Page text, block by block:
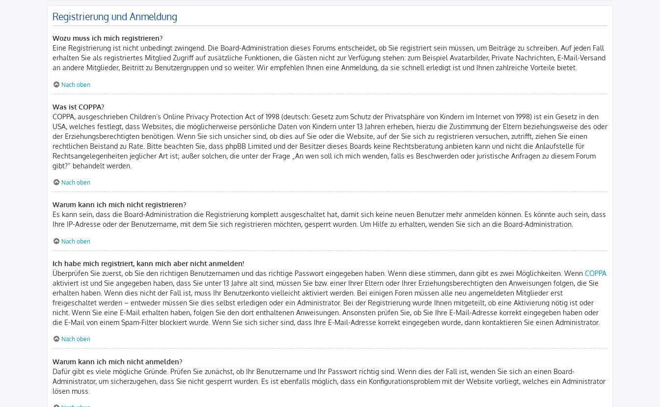
Registrierung und Anmeldung
Wozu muss ich mich registrieren?
Eine Registrierung ist nicht unbedingt zwingend. Die Board-Administration dieses Forums entscheidet, ob Sie registriert sein müssen, um Beiträge zu schreiben. Auf jeden Fall
erhalten Sie als registriertes Mitglied Zugriff auf zusätzliche Funktionen, die Gästen nicht zur Verfügung stehen: zum Beispiel Avatarbilder, Private Nachrichten, E-Mail-Versand
an andere Mitglieder, Beitritt zu Benutzergruppen und so weiter. Wir empfehlen Ihnen eine Anmeldung, da sie schnell erledigt ist und Ihnen zahlreiche Vorteile bietet.
Nach oben
Was ist COPPA?
COPPA, ausgeschrieben Children’s Online Privacy Protection Act of 1998 (deutsch: Gesetz zum Schutz der Privatsphäre von Kindern im Internet von 1998) ist ein Gesetz in den
USA, welches festlegt, dass Websites, die möglicherweise persönliche Daten von Kindern unter 13 Jahren erheben, hierzu die Zustimmung der Eltern beziehungsweise des oder
der Erziehungsberechtigten benötigen. Wenn Sie sich unsicher sind, ob dies auf Sie oder die Website, auf der Sie sich zu registrieren versuchen, zutrifft, ziehen Sie einen
rechtlichen Beistand zu Rate. Bitte beachten Sie, dass phpBB Limited und der Besitzer dieses Boards keine Rechtsberatung anbieten kann und nicht die Anlaufstelle für
Rechtsangelegenheiten jeglicher Art ist; außer solchen, die unter der Frage „An wen soll ich mich wenden, falls es Beschwerden oder juristische Anfragen zu diesem Forum
gibt?“ behandelt werden.
Nach oben
Warum kann ich mich nicht registrieren?
Es kann sein, dass die Board-Administration die Registrierung komplett ausgeschaltet hat, damit sich keine neuen Benutzer mehr anmelden können. Es könnte auch sein, dass
Ihre IP-Adresse oder der Benutzername, mit dem Sie sich registrieren möchten, gesperrt wurden. Um Hilfe zu erhalten, wenden Sie sich an die Board-Administration.
Nach oben
Ich habe mich registriert, kann mich aber nicht anmelden!
Überprüfen Sie zuerst, ob Sie den richtigen Benutzernamen und das richtige Passwort eingegeben haben. Wenn diese stimmen, dann gibt es zwei Möglichkeiten. Wenn COPPA
aktiviert ist und Sie angegeben haben, dass Sie unter 13 Jahre alt sind, müssen Sie bzw. einer Ihrer Eltern oder Ihrer Erziehungsberechtigten den Anweisungen folgen, die Sie
erhalten haben. Wenn dies nicht der Fall ist, muss Ihr Benutzerkonto vielleicht aktiviert werden. Bei einigen Foren müssen alle neu angemeldeten Mitglieder erst
freigeschaltet werden – entweder müssen Sie dies selbst erledigen oder ein Administrator. Bei der Registrierung wurde Ihnen mitgeteilt, ob eine Aktivierung nötig ist oder
nicht. Wenn Sie eine E-Mail erhalten haben, folgen Sie den dort enthaltenen Anweisungen. Ansonsten prüfen Sie, ob Sie Ihre E-Mail-Adresse korrekt eingegeben haben oder
die E-Mail von einem Spam-Filter blockiert wurde. Wenn Sie sich sicher sind, dass Ihre E-Mail-Adresse korrekt eingegeben wurde, dann kontaktieren Sie einen Administrator.
Nach oben
Warum kann ich mich nicht anmelden?
Dafür gibt es viele mögliche Gründe. Prüfen Sie zunächst, ob Ihr Benutzername und Ihr Passwort richtig sind. Wenn dies der Fall ist, wenden Sie sich an einen Board-
Administrator, um sicherzugehen, dass Sie nicht gesperrt wurden. Es ist ebenfalls möglich, dass ein Konfigurationsproblem mit der Website vorliegt, welches ein Administrator
lösen muss.